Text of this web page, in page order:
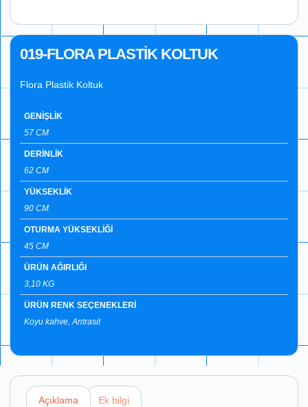
019-FLORA PLASTİK KOLTUK
Flora Plastik Koltuk
GENİŞLİK
57 CM
DERİNLİK
62 CM
YÜKSEKLİK
90 CM
OTURMA YÜKSEKLİĞİ
45 CM
ÜRÜN AĞIRLIĞI
3,10 KG
ÜRÜN RENK SEÇENEKLERİ
Koyu kahve, Antrasit
Açıklama Ek bilgi